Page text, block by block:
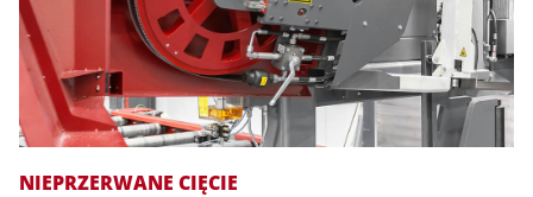
NIEPRZERWANE CIĘCIE